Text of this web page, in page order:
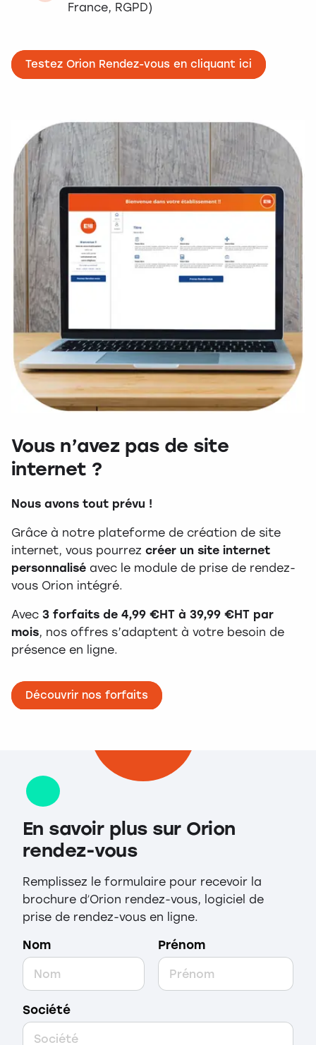
France, RGPD)
Testez Orion Rendez-vous en cliquant ici
Vous n’avez pas de site
internet ?
Nous avons tout prévu !
Grâce à notre plateforme de création de site
internet, vous pourrez créer un site internet
personnalisé avec le module de prise de rendez-
vous Orion intégré.
Avec 3 forfaits de 4,99 €HT à 39,99 €HT par
mois, nos offres s’adaptent à votre besoin de
présence en ligne.
Découvrir nos forfaits
En savoir plus sur Orion
rendez-vous
Remplissez le formulaire pour recevoir la
brochure dʼOrion rendez-vous, logiciel de
prise de rendez-vous en ligne.
Nom Prénom
Société